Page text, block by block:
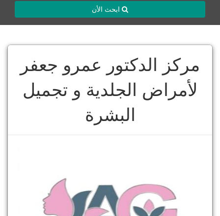
ابحث الأن
مركز الدكتور عمرو جعفر
لأمراض الجلدية و تجميل
البشرة